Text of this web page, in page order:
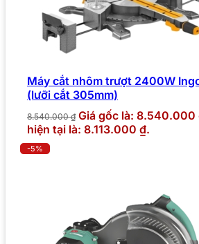
Máy cắt nhôm trượt 2400W
(lưỡi cắt 305mm)
8.540.000₫ Giá gốc là: 8.540.000
hiện tại là: 8.113.000 ₫.
-5%